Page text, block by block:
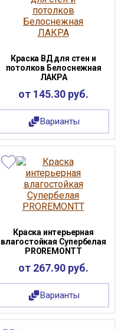
Краска ВД для стен и
потолков Белоснежная
ЛАКРА
от 145.30 руб.
Варианты
Краска интерьерная
влагостойкая Супербелая
PROREMONTT
от 267.90 руб.
Варианты